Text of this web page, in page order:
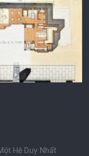
Hệ Duy Nhất